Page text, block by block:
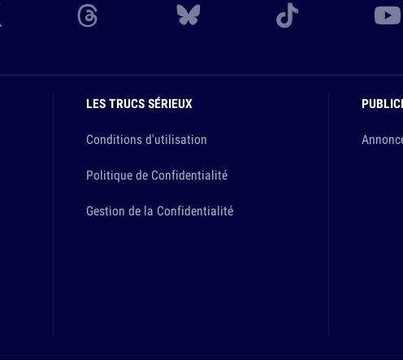
LES TRUCS SÉRIEUX
Conditions d'utilisation
Politique de Confidentialité
Gestion de la Confidentialité